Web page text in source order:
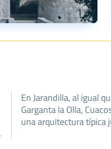
En Jarandilla, al igual
Garganta la Olla,
una arquitectura típica